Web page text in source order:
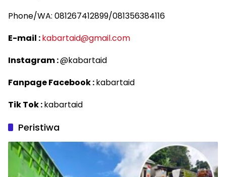
Phone/WA: 081267412899/081356384116
E-mail :kabartaid@gmail.com
Instagram :@kabartaid
Fanpage Facebook :kabartaid
Tik Tok :kabartaid
Peristiwa